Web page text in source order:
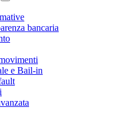
bancaria
e Bail-in